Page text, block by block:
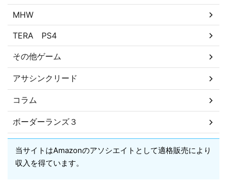
MHW
TERA PS4
その他ゲーム
アサシンクリード
コラム
ボーダーランズ３
当サイトはAmazonのアソシエイトとして適格販売により
収入を得ています。